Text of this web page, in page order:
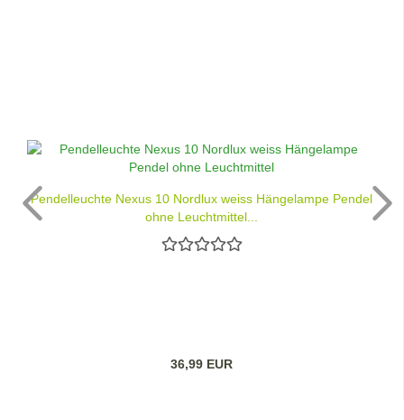
Pendelleuchte Nexus 10 Nordlux weiss Hängelampe Pendel
ohne Leuchtmittel...
36,99 EUR